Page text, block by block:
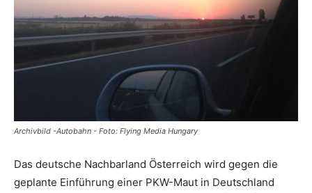
Reiseempfehlungen.
Archivbild -Autobahn - Foto: Flying Media Hungary
Das deutsche Nachbarland Österreich wird gegen die
geplante Einführung einer PKW-Maut in Deutschland